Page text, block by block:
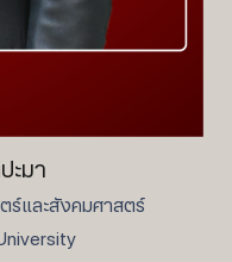
ะมา
และสังคมศาสตร์